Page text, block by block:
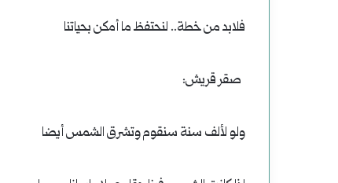
فلابد من خطة.. لنحتفظ ما أمكن بحياتنا
صقر قريش:
ولو لألف سنة سنقوم وتشرق الشمس أيضا